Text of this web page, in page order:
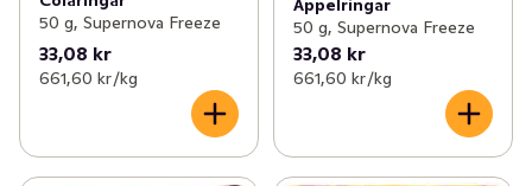
50 g, Supernova Freeze
33,08 kr
661,60 kr /kg
Äppelringar
50 g, Supernova Freeze
33,08 kr
661,60 kr /kg